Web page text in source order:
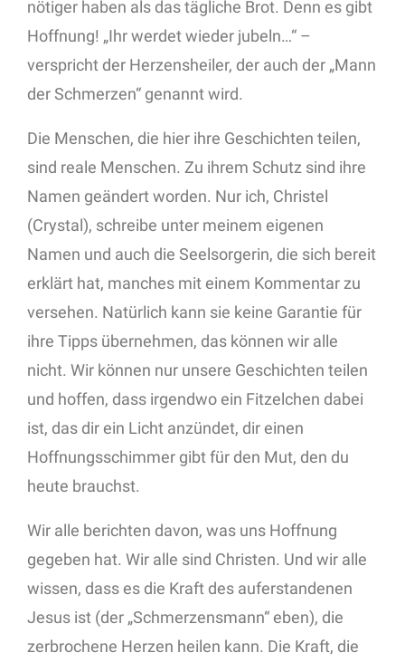
nötiger haben als das tägliche Brot. Denn es gibt
Hoffnung! „Ihr werdet wieder jubeln…“ –
verspricht der Herzensheiler, der auch der „Mann
der Schmerzen“ genannt wird.
Die Menschen, die hier ihre Geschichten teilen,
sind reale Menschen. Zu ihrem Schutz sind ihre
Namen geändert worden. Nur ich, Christel
(Crystal), schreibe unter meinem eigenen
Namen und auch die Seelsorgerin, die sich bereit
erklärt hat, manches mit einem Kommentar zu
versehen. Natürlich kann sie keine Garantie für
ihre Tipps übernehmen, das können wir alle
nicht. Wir können nur unsere Geschichten teilen
und hoffen, dass irgendwo ein Fitzelchen dabei
ist, das dir ein Licht anzündet, dir einen
Hoffnungsschimmer gibt für den Mut, den du
heute brauchst.
Wir alle berichten davon, was uns Hoffnung
gegeben hat. Wir alle sind Christen. Und wir alle
wissen, dass es die Kraft des auferstandenen
Jesus ist (der „Schmerzensmann“ eben), die
zerbrochene Herzen heilen kann. Die Kraft, die